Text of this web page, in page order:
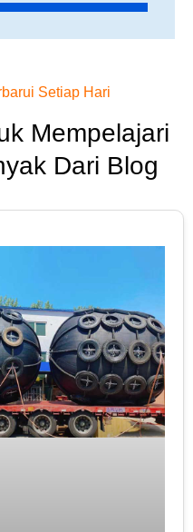
Setiap Hari
Mempelajari
Dari Blog